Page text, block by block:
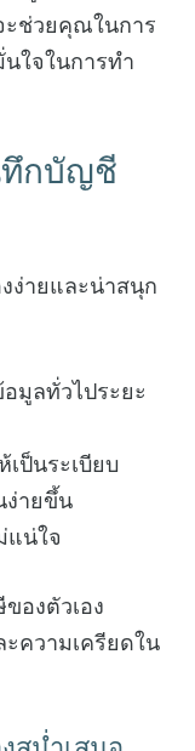
ะช่วยคุณในการ
ใจในการทำ
ทึกบัญชี
ง่ายและน่าสนุก
มูลทั่วไประยะ
ป็นระเบียบ
ง่ายขึ้น
แน่ใจ
องตัวเอง
ความเครียดใน